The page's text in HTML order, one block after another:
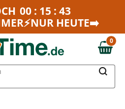
00 : 15 : 43
HEUTE➡️
0,00 €
0